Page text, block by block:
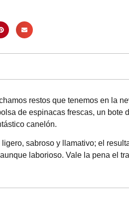
restos que tenemos en la
de espinacas frescas, un bote
canelón.
sabroso y llamativo; el
laborioso. Vale la pena el